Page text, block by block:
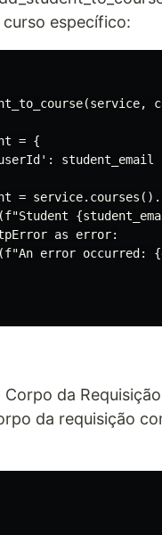
curso específico:
= {
student_email
=
as error:
error occurred:
da
da requisição